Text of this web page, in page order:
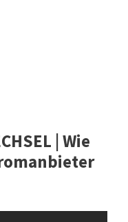
| Wie